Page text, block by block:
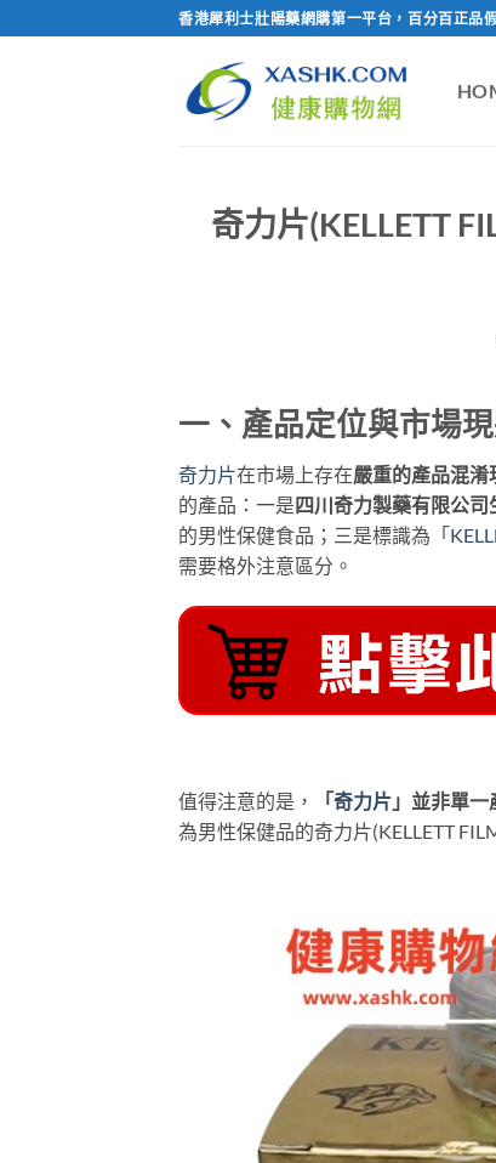
to
香港犀利士壯陽藥網購第一平台，百分百正品
奇力片(KELLETT
一、產品定位與市場
奇力片在市場上存在嚴重的產品混淆
的產品：一是四川奇力製藥有限公
的男性保健食品；三是標識為「
需要格外注意區分。
值得注意的是， 「奇力片 」並非單一
為男性保健品的奇力片(KELLETT